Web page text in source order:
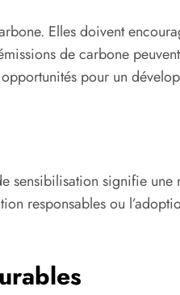
Elles doivent
de carbone
pour un
sensibilisation signifie
responsables ou